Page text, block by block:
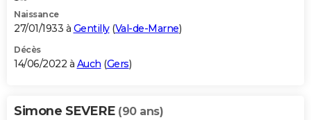
Naissance
27/01/1933 à Gentilly(Val-de-Marne)
Décès
14/06/2022 à Auch (Gers)
Simone SEVERE (90 ans)